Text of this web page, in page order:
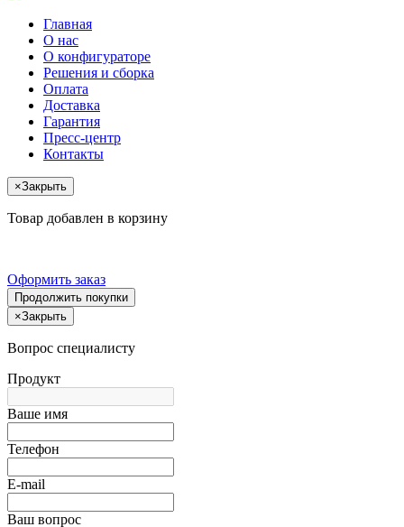
Главная
О нас
О конфигураторе
Решения и сборка
Оплата
Доставка
Гарантия
Пресс-центр
Контакты
×Закрыть
Товар добавлен в корзину
Оформить заказ
Продолжить покупки
×Закрыть
Вопрос специалисту
Продукт
Ваше имя
Телефон
E-mail
Ваш вопрос